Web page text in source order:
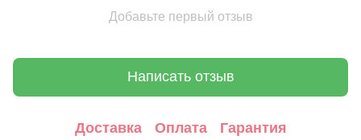
Добавьте первый отзыв
Написать отзыв
Доставка Оплата Гарантия